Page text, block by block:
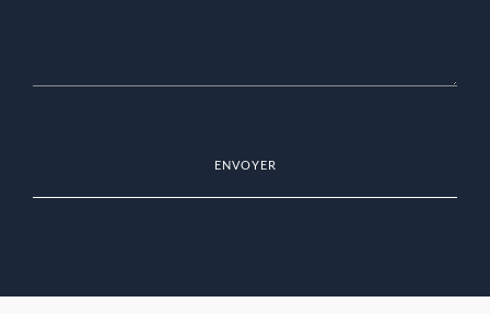
ENVOYER